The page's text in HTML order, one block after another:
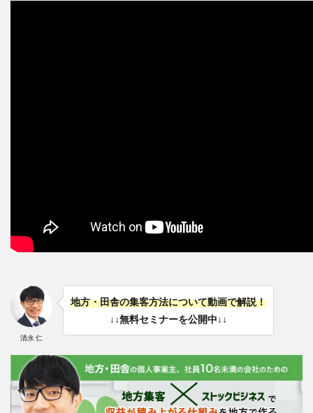
清永 仁
地方・田舎の集客方法について動画で解説！
↓↓無料セミナーを公開中↓↓